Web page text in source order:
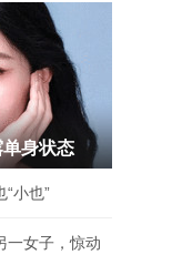
身状态
小也”
一女子，惊动